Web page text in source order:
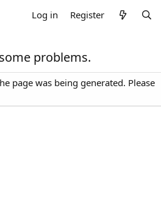
Log in Register
problems.
page was being generated. Please